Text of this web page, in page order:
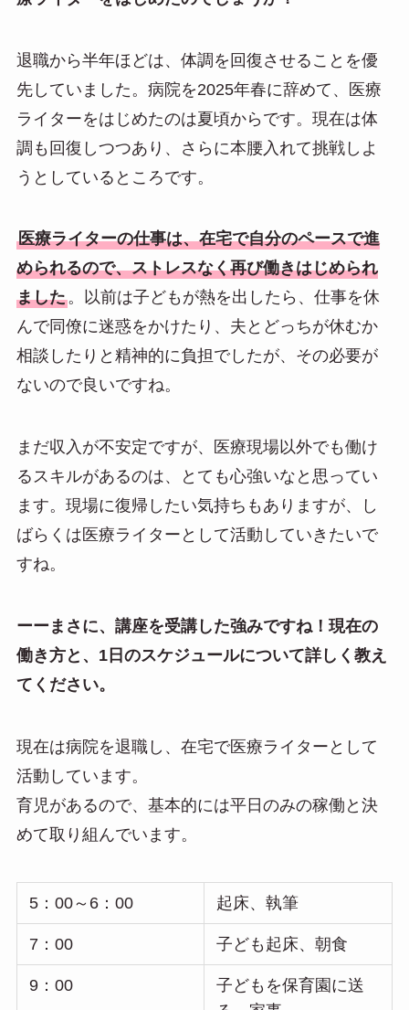
退職から半年ほどは、体調を回復させることを優
先していました。病院を2025年春に辞めて、医療
ライターをはじめたのは夏頃からです。現在は体
調も回復しつつあり、さらに本腰入れて挑戦しよ
うとしているところです。
医療ライターの仕事は、在宅で自分のペースで進
められるので、ストレスなく再び働きはじめられ
ました。以前は子どもが熱を出したら、仕事を休
んで同僚に迷惑をかけたり、夫とどっちが休むか
相談したりと精神的に負担でしたが、その必要が
ないので良いですね。
まだ収入が不安定ですが、医療現場以外でも働け
るスキルがあるのは、とても心強いなと思ってい
ます。現場に復帰したい気持ちもありますが、し
ばらくは医療ライターとして活動していきたいで
すね。
ーーまさに、講座を受講した強みですね！現在の
働き方と、1日のスケジュールについて詳しく教え
てください。
現在は病院を退職し、在宅で医療ライターとして
活動しています。
育児があるので、基本的には平日のみの稼働と決
めて取り組んでいます。
5：00～6：00 起床、執筆
7：00 子ども起床、朝食
9：00
子どもを保育園に送